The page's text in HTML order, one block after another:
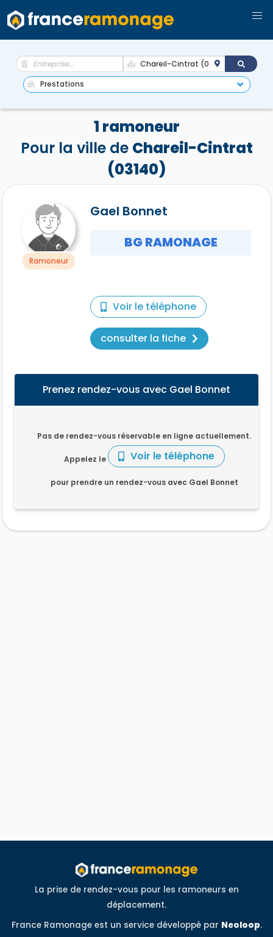
1 ramoneur
Pour la ville de Chareil-Cintrat
(03140)
Ramoneur
Gael Bonnet
BG RAMONAGE
Voir le téléphone
consulter la fiche
Prenez rendez-vous avec Gael Bonnet
Pas de rendez-vous réservable en ligne actuellement.
Appelez le Voir le téléphone
pour prendre un rendez-vous avec Gael Bonnet
La prise de rendez-vous pour les ramoneurs en
déplacement.
France Ramonage est un service développé par Neoloop.